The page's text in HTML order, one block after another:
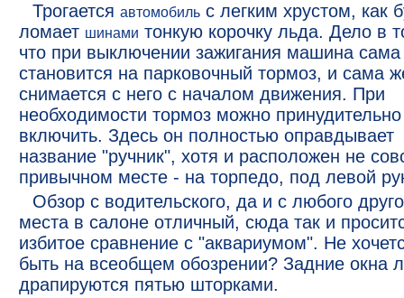
Трогается автомобиль с легким хрустом, как
ломает шинами тонкую корочку льда. Дело в
что при выключении зажигания машина сама
становится на парковочный тормоз, и сама
снимается с него с началом движения. При
необходимости тормоз можно принудительно
включить. Здесь он полностью оправдывает
название "ручник", хотя и расположен не
привычном месте - на торпедо, под левой
Обзор с водительского, да и с любого
места в салоне отличный, сюда так и
избитое сравнение с "аквариумом". Не
быть на всеобщем обозрении? Задние окна
драпируются пятью шторками.